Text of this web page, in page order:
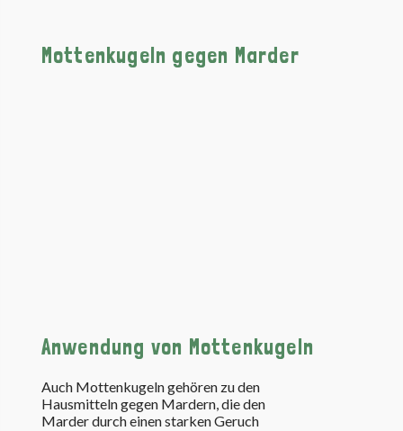
Mottenkugeln gegen Marder
Anwendung von Mottenkugeln
Auch Mottenkugeln gehören zu den
Hausmitteln gegen Mardern, die den
Marder durch einen starken Geruch